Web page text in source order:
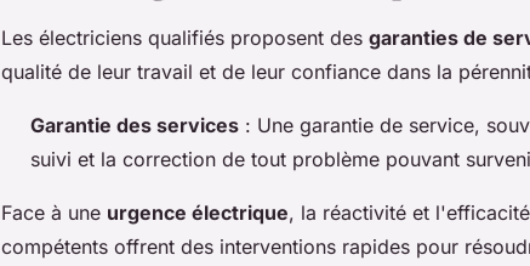
Les électriciens qualifiés proposent des garanties de
qualité de leur travail et de leur confiance dans la
Garantie des services : Une garantie de service,
suivi et la correction de tout problème pouvant
Face à une urgence électrique, la réactivité et
compétents offrent des interventions rapides pour